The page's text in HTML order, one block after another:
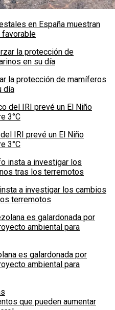
en España muestran
favorable
la protección de mamíferos
día
IRI prevé un El Niño
3°C
a investigar los cambios
terremotos
es galardonada por
ambiental para